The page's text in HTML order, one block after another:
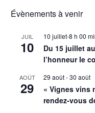
Évènements à venir
JUIL
10
10 juillet-8 h 00
Du 15 juillet
l’honneur le
AOÛT
29
29 août-30 août
« Vignes vins
rendez-vous